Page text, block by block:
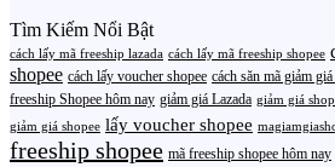
Tìm Kiếm Nổi Bật
cách lấy mã freeship lazada cách lấy mã freeship shopee
shopee cách lấy voucher shopee cách săn mã giảm
freeship Shopee hôm nay giảm giá Lazada giảm giá
giảm giá shopee lấy voucher shopee
freeship shopee mã freeship shopee hôm nay